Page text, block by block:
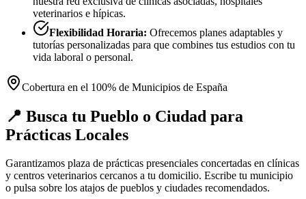
veterinarios e hípicas.
Flexibilidad Horaria: Ofrecemos planes adaptables y
tutorías personalizadas para que combines tus estudios con tu
vida laboral o personal.
Cobertura en el 100% de Municipios de España
📍 Busca tu Pueblo o Ciudad para
Prácticas Locales
Garantizamos plaza de prácticas presenciales concertadas en clínicas
y centros veterinarios cercanos a tu domicilio. Escribe tu municipio
o pulsa sobre los atajos de pueblos y ciudades recomendados.